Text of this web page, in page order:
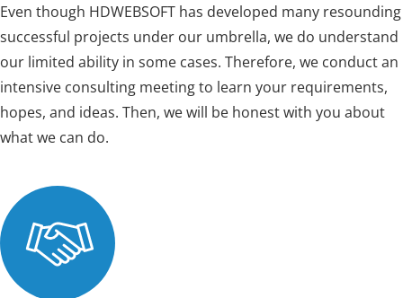
Even though HDWEBSOFT has developed many resounding
successful projects under our umbrella, we do understand
our limited ability in some cases. Therefore, we conduct an
intensive consulting meeting to learn your requirements,
hopes, and ideas. Then, we will be honest with you about
what we can do.